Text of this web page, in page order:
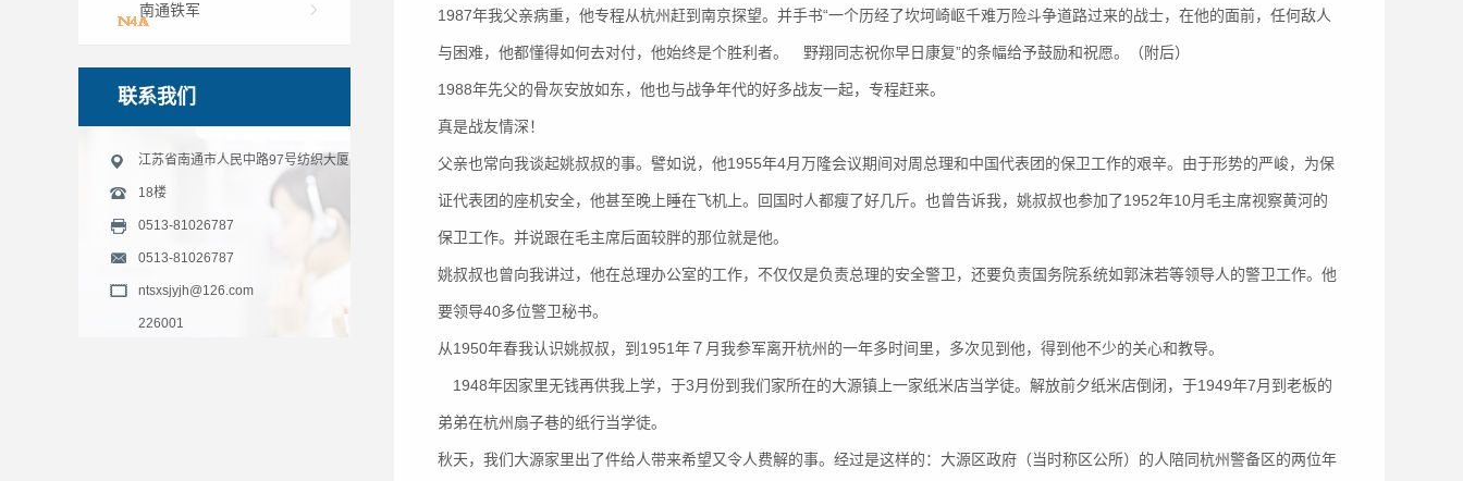
南通铁军
联系我们
江苏省南通市人民中路97号纺织大厦
18楼
0513-81026787
0513-81026787
ntsxsjyjh@126.com
226001
1987年我父亲病重，他专程从杭州赶到南京探望。并手书“一个历经了坎坷崎岖千难万险斗争道路过来的战士，在他的面前，任何敌人
与困难，他都懂得如何去对付，他始终是个胜利者。 野翔同志祝你早日康复”的条幅给予鼓励和祝愿。（附后）
1988年先父的骨灰安放如东，他也与战争年代的好多战友一起，专程赶来。
真是战友情深！
父亲也常向我谈起姚叔叔的事。譬如说，他1955年4月万隆会议期间对周总理和中国代表团的保卫工作的艰辛。由于形势的严峻，为保
证代表团的座机安全，他甚至晚上睡在飞机上。回国时人都瘦了好几斤。也曾告诉我，姚叔叔也参加了1952年10月毛主席视察黄河的
保卫工作。并说跟在毛主席后面较胖的那位就是他。
姚叔叔也曾向我讲过，他在总理办公室的工作，不仅仅是负责总理的安全警卫，还要负责国务院系统如郭沫若等领导人的警卫工作。他
要领导40多位警卫秘书。
从1950年春我认识姚叔叔，到1951年７月我参军离开杭州的一年多时间里，多次见到他，得到他不少的关心和教导。
1948年因家里无钱再供我上学，于3月份到我们家所在的大源镇上一家纸米店当学徒。解放前夕纸米店倒闭，于1949年7月到老板的
弟弟在杭州扇子巷的纸行当学徒。
秋天，我们大源家里出了件给人带来希望又令人费解的事。经过是这样的：大源区政府（当时称区公所）的人陪同杭州警备区的两位年